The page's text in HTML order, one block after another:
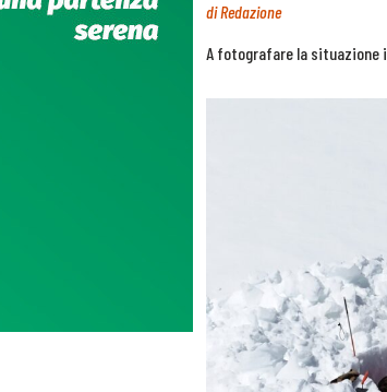
diRedazione
A fotografare la situazione